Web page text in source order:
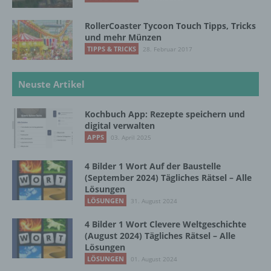
RollerCoaster Tycoon Touch Tipps, Tricks
und mehr Münzen
TIPPS & TRICKS 28. Februar 2017
Neuste Artikel
Kochbuch App: Rezepte speichern und
digital verwalten
APPS 03. April 2025
4 Bilder 1 Wort Auf der Baustelle
(September 2024) Tägliches Rätsel – Alle
Lösungen
LÖSUNGEN 31. August 2024
4 Bilder 1 Wort Clevere Weltgeschichte
(August 2024) Tägliches Rätsel – Alle
Lösungen
LÖSUNGEN 01. August 2024
verarbeitet.
i) Empfänger
Empfänger ist eine natürliche oder juristische
offengelegt werden, unabhängig davon, ob
es sich bei ihr um einen Dritten handelt oder
nicht. Behörden, die im Rahmen eines
dem Unionsrecht oder dem Recht der
Mitgliedstaaten möglicherweise
personenbezogene Daten erhalten, gelten
jedoch nicht als Empfänger.
j) Dritter